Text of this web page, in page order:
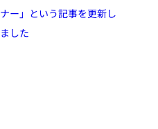
ナー」という記事を更新し
ました